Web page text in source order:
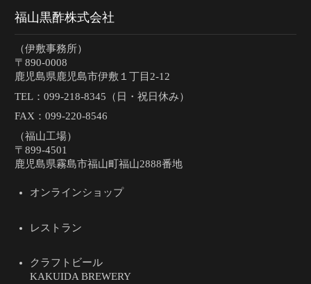
福山黒酢株式会社
（伊敷事務所）
〒890-0008
鹿児島県鹿児島市伊敷１丁目2-12
TEL：099-218-8345（日・祝日休み）
FAX：099-220-8546
（福山工場）
〒899-4501
鹿児島県霧島市福山町福山2888番地
オンラインショップ
レストラン
クラフトビール
KAKUIDA BREWERY